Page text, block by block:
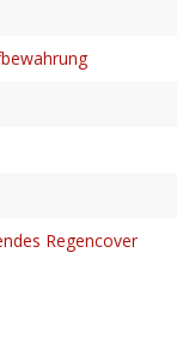
Regencover